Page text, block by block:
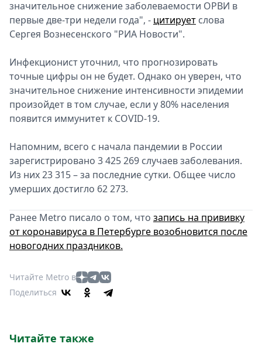
значительное снижение заболеваемости ОРВИ в
первые две-три недели года", - цитирует слова
Сергея Вознесенского "РИА Новости".
Инфекционист уточнил, что прогнозировать
точные цифры он не будет. Однако он уверен, что
значительное снижение интенсивности эпидемии
произойдет в том случае, если у 80% населения
появится иммунитет к COVID-19.
Напомним, всего с начала пандемии в России
зарегистрировано 3 425 269 случаев заболевания.
Из них 23 315 – за последние сутки. Общее число
умерших достигло 62 273.
Ранее Metro писало о том, что запись на прививку
от коронавируса в Петербурге возобновится после
новогодних праздников.
Читайте Metro в
Поделиться
Читайте также